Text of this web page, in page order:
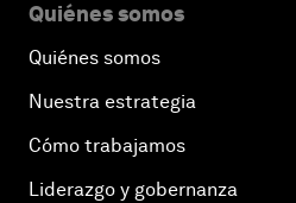
Quiénes somos
Quiénes somos
Nuestra estrategia
Cómo trabajamos
Liderazgo y gobernanza